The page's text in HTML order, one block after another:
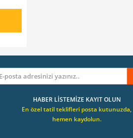
HABER LİSTEMİZE KAYIT OLUN
En özel tatil teklifleri posta kutunuzda,
hemen kaydolun.